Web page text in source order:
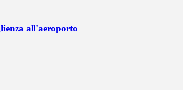
all'aeroporto